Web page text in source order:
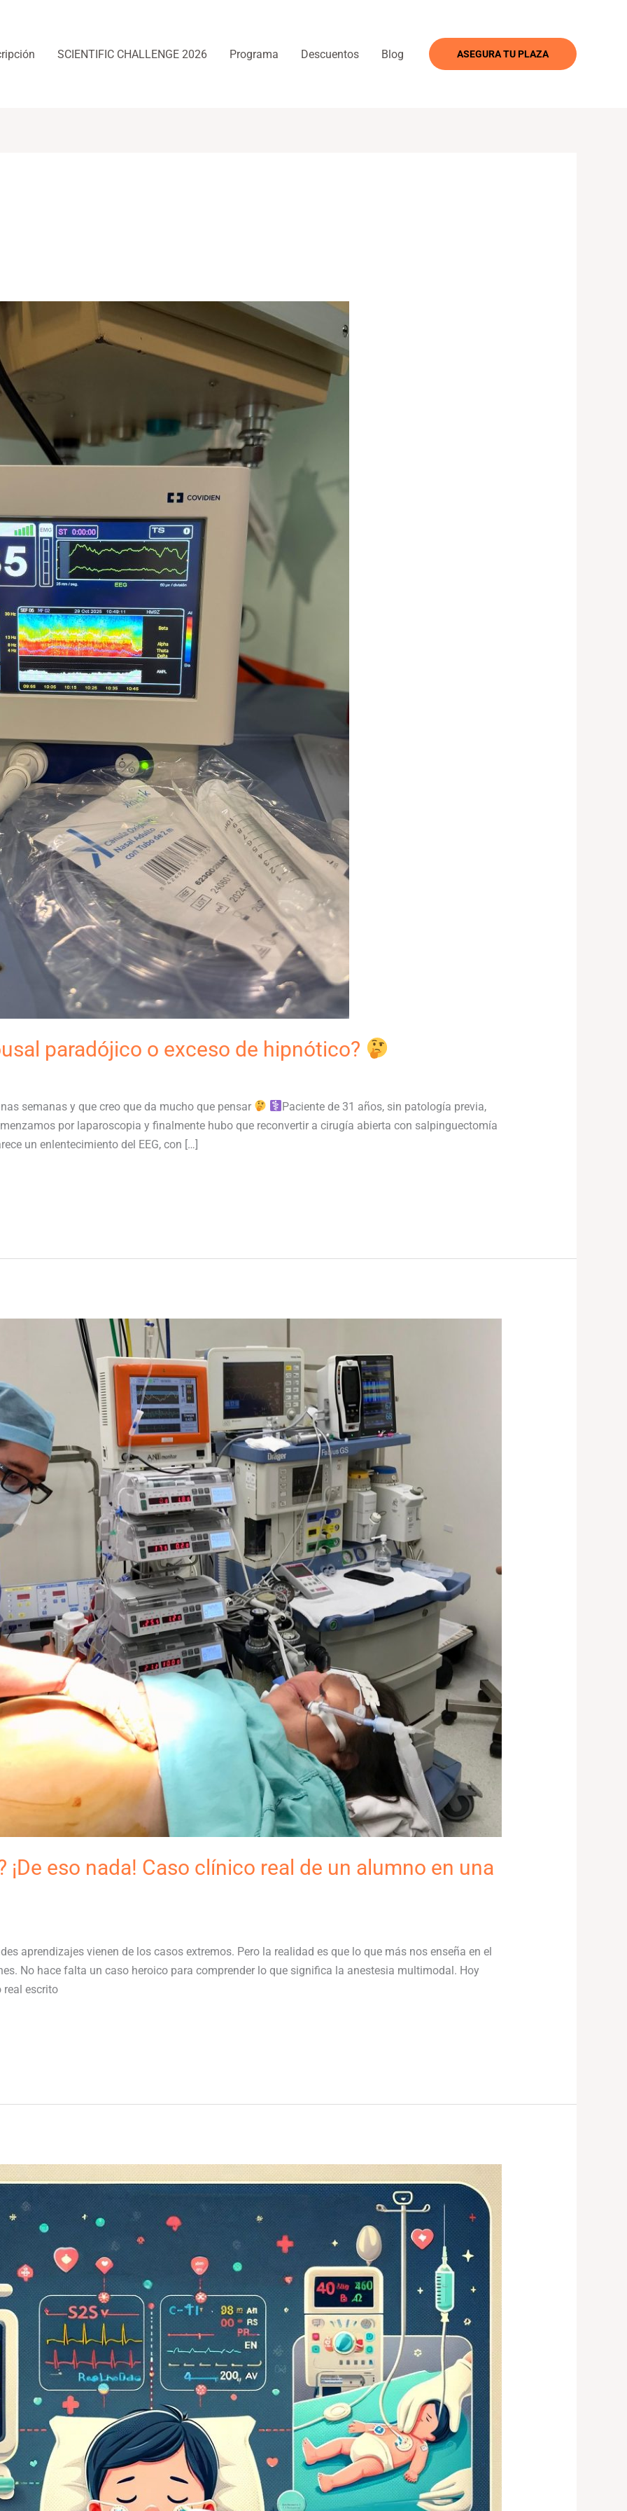
SCIENTIFIC CHALLENGE 2026 Programa Descuentos Blog ASEGURA TU PLAZA
paradójico o exceso de hipnótico?
semanas y que creo que da mucho que pensar
Paciente de 31 años, sin patología previa,
por laparoscopia y finalmente hubo que reconvertir a cirugía abierta con salpinguectomía
un enlentecimiento del EEG, con […]
¡De eso nada! Caso clínico real de un alumno en una
aprendizajes vienen de los casos extremos. Pero la realidad es que lo que más nos enseña en el
No hace falta un caso heroico para comprender lo que significa la anestesia multimodal. Hoy
real escrito